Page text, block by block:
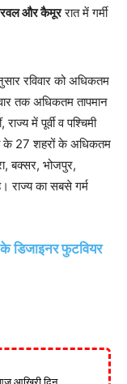
और कैमूररात में गर्मी
रविवार को अधिकतम
तक अधिकतम तापमान
में पूर्वी व पश्चिमी
के 27 शहरों के अधिकतम
बक्सर, भोजपुर,
राज्य का सबसे गर्म
डिजाइनर फुटवियर